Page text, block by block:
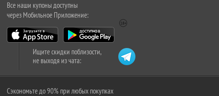
Все наши купоны доступны
через Мобильное Приложение:
Ищите скидки поблизости,
не выходя из чата:
Сэкономьте до 90% при любых покупках